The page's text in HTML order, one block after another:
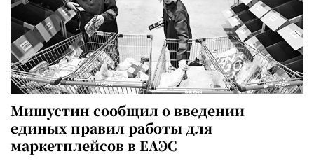
Мишустин сообщил о введении
единых правил работы для
маркетплейсов в ЕАЭС